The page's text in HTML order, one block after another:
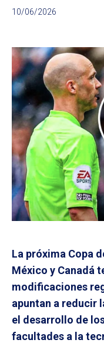
10/06/2026
La próxima Copa
México y Canadá
modificaciones
apuntan a reducir
el desarrollo de
facultades a la